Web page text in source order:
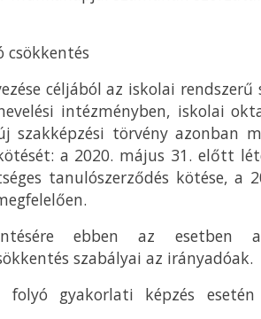
csökkentés
céljából az iskolai rendszerű
intézményben, iskolai
törvény azonban
a 2020. május 31. előtt
tanulószerződés kötése, a
ebben az esetben a
szabályai az irányadóak.
folyó gyakorlati képzés